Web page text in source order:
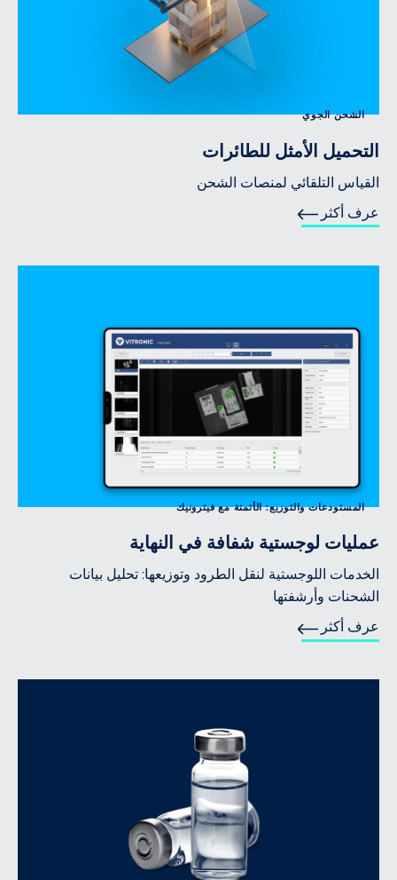
الشحن الجوي
التحميل الأمثل للطائرات
القياس التلقائي لمنصات الشحن
عرف أكثر
المستودعات والتوزيع: الأتمتة مع فيترونيك
عمليات لوجستية شفافة في النهاية
الخدمات اللوجستية لنقل الطرود وتوزيعها: تحليل بيانات
الشحنات وأرشفتها
عرف أكثر